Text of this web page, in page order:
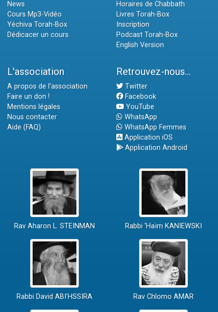
News
Cours Mp3-Vidéo
Yéchiva Torah-Box
Dédicacer un cours
Horaires de Chabbath
Livres Torah-Box
Inscription
Podcast Torah-Box
English Version
L'association
A propos de l'association
Faire un don !
Mentions légales
Nous contacter
Aide (FAQ)
Retrouvez-nous...
Twitter
Facebook
YouTube
WhatsApp
WhatsApp Femmes
Application iOS
Application Android
Rav Aharon L. STEINMAN Rabbi 'Haïm KANIEWSKI
Rabbi David ABI'HSSIRA Rav Chlomo AMAR